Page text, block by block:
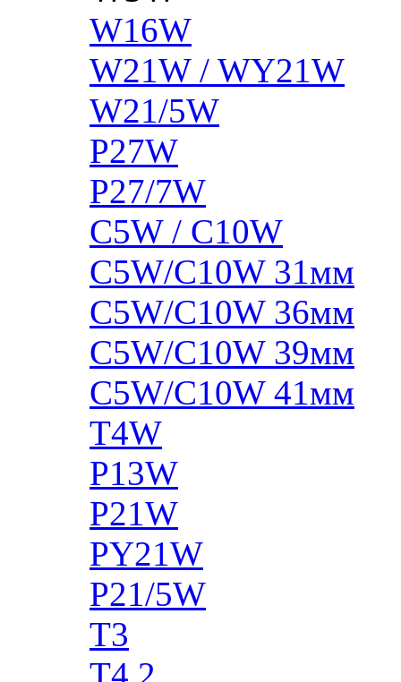
W16W
W21W / WY21W
W21/5W
P27W
P27/7W
C5W / C10W
C5W/C10W 31мм
C5W/C10W 36мм
C5W/C10W 39мм
C5W/C10W 41мм
T4W
P13W
P21W
PY21W
P21/5W
T3
T4.2